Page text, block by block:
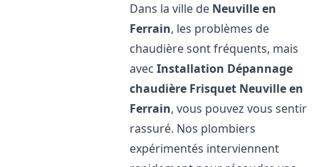
Dans la ville de Neuville en
Ferrain, les problèmes de
chaudière sont fréquents, mais
avecInstallation Dépannage
chaudière Frisquet Neuville en
Ferrain, vous pouvez vous sentir
rassuré. Nos plombiers
expérimentés interviennent